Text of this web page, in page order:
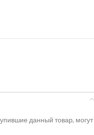
данный товар, могут